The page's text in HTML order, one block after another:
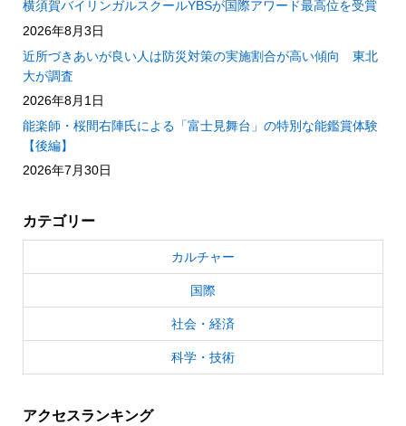
横須賀バイリンガルスクールYBSが国際アワード最高位を受賞
2026年8月3日
近所づきあいが良い人は防災対策の実施割合が高い傾向 東北
大が調査
2026年8月1日
能楽師・桜間右陣氏による「富士見舞台」の特別な能鑑賞体験
【後編】
2026年7月30日
カテゴリー
カルチャー
国際
社会・経済
科学・技術
アクセスランキング